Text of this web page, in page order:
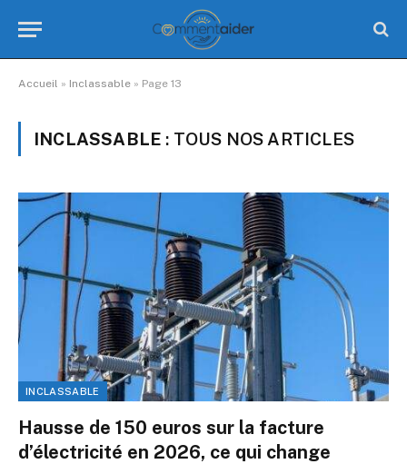
Accueil » Inclassable » Page 13
INCLASSABLE : TOUS NOS ARTICLES
INCLASSABLE
Hausse de 150 euros sur la facture
d’électricité en 2026, ce qui change